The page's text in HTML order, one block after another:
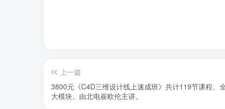
上一篇
3800元《C4D三维设计线上速成班》共计119节课程。
大模块。由北电崔欧伦主讲。